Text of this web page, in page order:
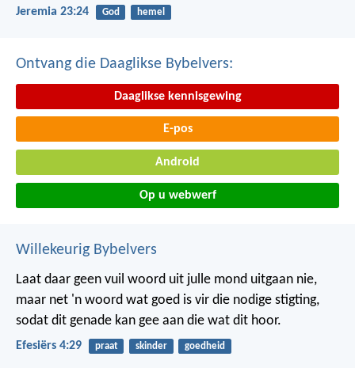
Jeremia 23:24 God hemel
Ontvang die Daaglikse Bybelvers:
Daaglikse kennisgewing
E-pos
Android
Op u webwerf
Willekeurig Bybelvers
Laat daar geen vuil woord uit julle mond uitgaan nie,
maar net 'n woord wat goed is vir die nodige stigting,
sodat dit genade kan gee aan die wat dit hoor.
Efesiërs 4:29 praat skinder goedheid